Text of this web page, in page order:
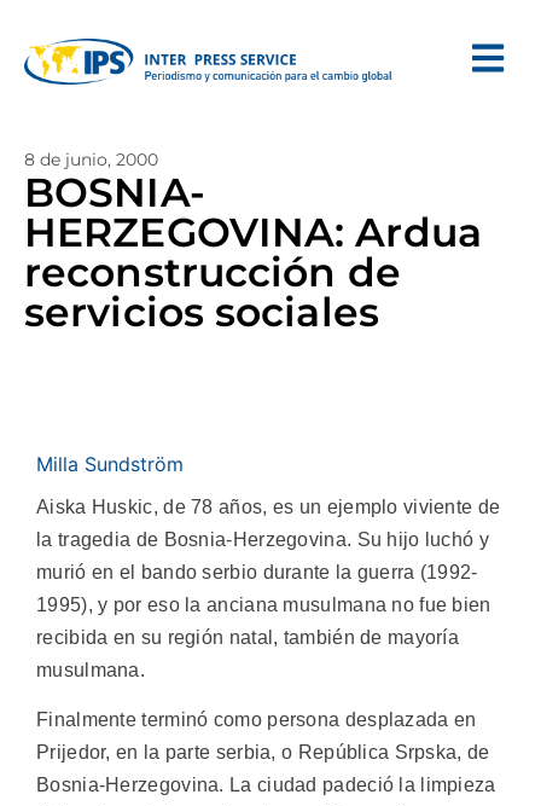
8 de junio, 2000
BOSNIA-
HERZEGOVINA: Ardua
reconstrucción de
servicios sociales
Milla Sundström
Aiska Huskic, de 78 años, es un ejemplo viviente de
la tragedia de Bosnia-Herzegovina. Su hijo luchó y
murió en el bando serbio durante la guerra (1992-
1995), y por eso la anciana musulmana no fue bien
recibida en su región natal, también de mayoría
musulmana.
Finalmente terminó como persona desplazada en
Prijedor, en la parte serbia, o República Srpska, de
Bosnia-Herzegovina. La ciudad padeció la limpieza